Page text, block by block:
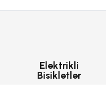
Elektrikli
Bisikletler